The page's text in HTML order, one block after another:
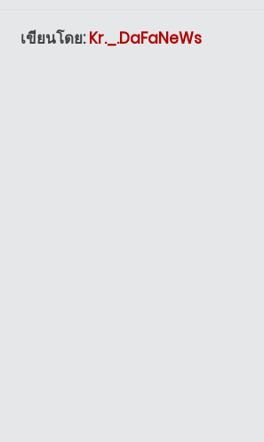
เขียนโดย:Kr._.DaFaNeWs